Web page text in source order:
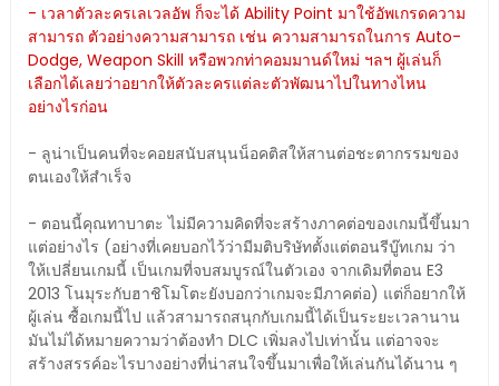
- เวลาตัวละครเลเวลอัพ ก็จะได้ Ability Point มาใช้อัพเกรดความ
สามารถ ตัวอย่างความสามารถ เช่น ความสามารถในการ Auto-
Dodge, Weapon Skill หรือพวกท่าคอมมานด์ใหม่ ฯลฯ ผู้เล่นก็
เลือกได้เลยว่าอยากให้ตัวละครแต่ละตัวพัฒนาไปในทางไหน
อย่างไรก่อน
- ลูน่าเป็นคนที่จะคอยสนับสนุนน็อคติสให้สานต่อชะตากรรมของ
ตนเองให้สำเร็จ
- ตอนนี้คุณทาบาตะ ไม่มีความคิดที่จะสร้างภาคต่อของเกมนี้ขึ้นมา
แต่อย่างไร (อย่างที่เคยบอกไว้ว่ามีมติบริษัทตั้งแต่ตอนรีบู๊ทเกม ว่า
ให้เปลี่ยนเกมนี้ เป็นเกมที่จบสมบูรณ์ในตัวเอง จากเดิมที่ตอน E3
2013 โนมุระกับฮาชิโมโตะยังบอกว่าเกมจะมีภาคต่อ) แต่ก็อยากให้
ผู้เล่น ซื้อเกมนี้ไป แล้วสามารถสนุกกับเกมนี้ได้เป็นระยะเวลานาน
มันไม่ได้หมายความว่าต้องทำ DLC เพิ่มลงไปเท่านั้น แต่อาจจะ
สร้างสรรค์อะไรบางอย่างที่น่าสนใจขึ้นมาเพื่อให้เล่นกันได้นาน ๆ